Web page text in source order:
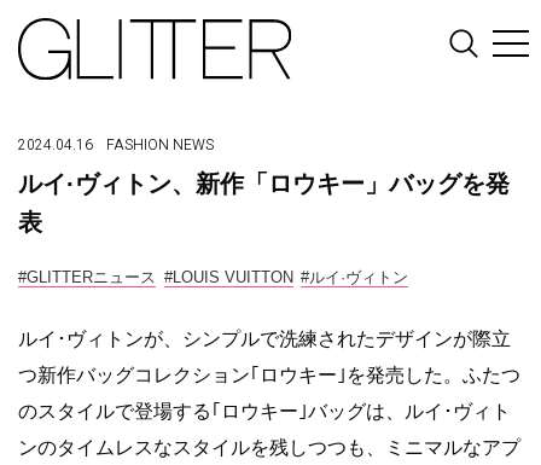
2024.04.16 FASHION NEWS
ルイ·ヴィトン、新作「ロウキー」バッグを発
表
#GLITTERニュース #LOUIS VUITTON #ルイ·ヴィトン
ルイ･ヴィトンが、シンプルで洗練されたデザインが際立
つ新作バッグコレクション｢ロウキー｣を発売した。ふたつ
のスタイルで登場する｢ロウキー｣バッグは、ルイ･ヴィト
ンのタイムレスなスタイルを残しつつも、ミニマルなアプ